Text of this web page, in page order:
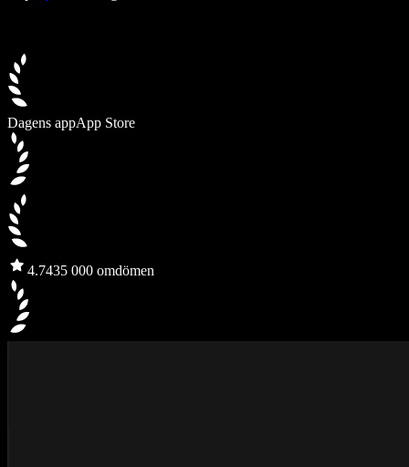
Dagens appApp Store
4.7435 000 omdömen